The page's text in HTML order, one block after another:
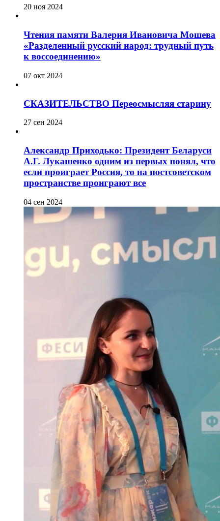
20 ноя 2024
Чтения памяти Валерия Ивановича Мошева
«Разделенный русский народ: трудный путь
к воссоединению»
07 окт 2024
СКАЗИТЕЛЬСТВО Переосмысляя старину
27 сен 2024
Александр Приходько: Президент Беларуси
А.Г. Лукашенко одним из первых понял, что
если проиграет Россия, то на постсоветском
пространстве проиграют все
04 сен 2024